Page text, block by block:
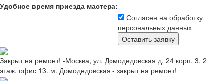
Удобное время приезда мастера:
Согласен на обработку
персональных данных
Закрыт на ремонт! -Москва, ул. Домодедовская д. 24 корп. 3, 2
этаж, офис 13. м. Домодедовская - закрыт на ремонт!